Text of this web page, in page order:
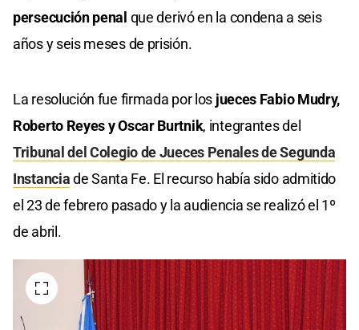
persecución penal que derivó en la condena a seis
años y seis meses de prisión.
La resolución fue firmada por los jueces Fabio Mudry,
Roberto Reyes y Oscar Burtnik, integrantes del
Tribunal del Colegio de Jueces Penales de Segunda
Instanciade Santa Fe. El recurso había sido admitido
el 23 de febrero pasado y la audiencia se realizó el 1º
de abril.